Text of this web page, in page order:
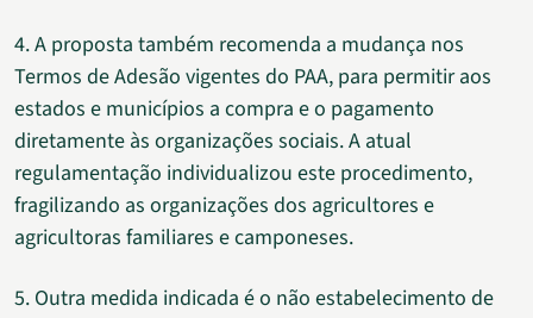
4. A proposta também recomenda a mudança nos
Termos de Adesão vigentes do PAA, para permitir aos
estados e municípios a compra e o pagamento
diretamente às organizações sociais. A atual
regulamentação individualizou este procedimento,
fragilizando as organizações dos agricultores e
agricultoras familiares e camponeses.
5. Outra medida indicada é o não estabelecimento de